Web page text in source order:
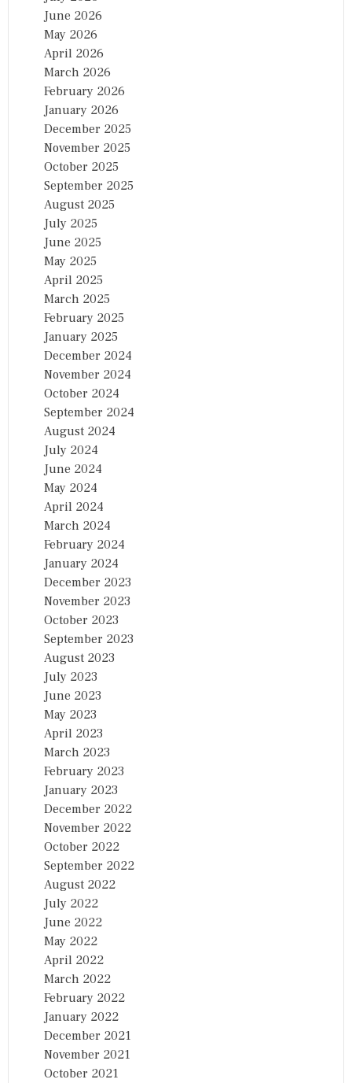
June 2026
May 2026
April 2026
March 2026
February 2026
January 2026
December 2025
November 2025
October 2025
September 2025
August 2025
July 2025
June 2025
May 2025
April 2025
March 2025
February 2025
January 2025
December 2024
November 2024
October 2024
September 2024
August 2024
July 2024
June 2024
May 2024
April 2024
March 2024
February 2024
January 2024
December 2023
November 2023
October 2023
September 2023
August 2023
July 2023
June 2023
May 2023
April 2023
March 2023
February 2023
January 2023
December 2022
November 2022
October 2022
September 2022
August 2022
July 2022
June 2022
May 2022
April 2022
March 2022
February 2022
January 2022
December 2021
November 2021
October 2021